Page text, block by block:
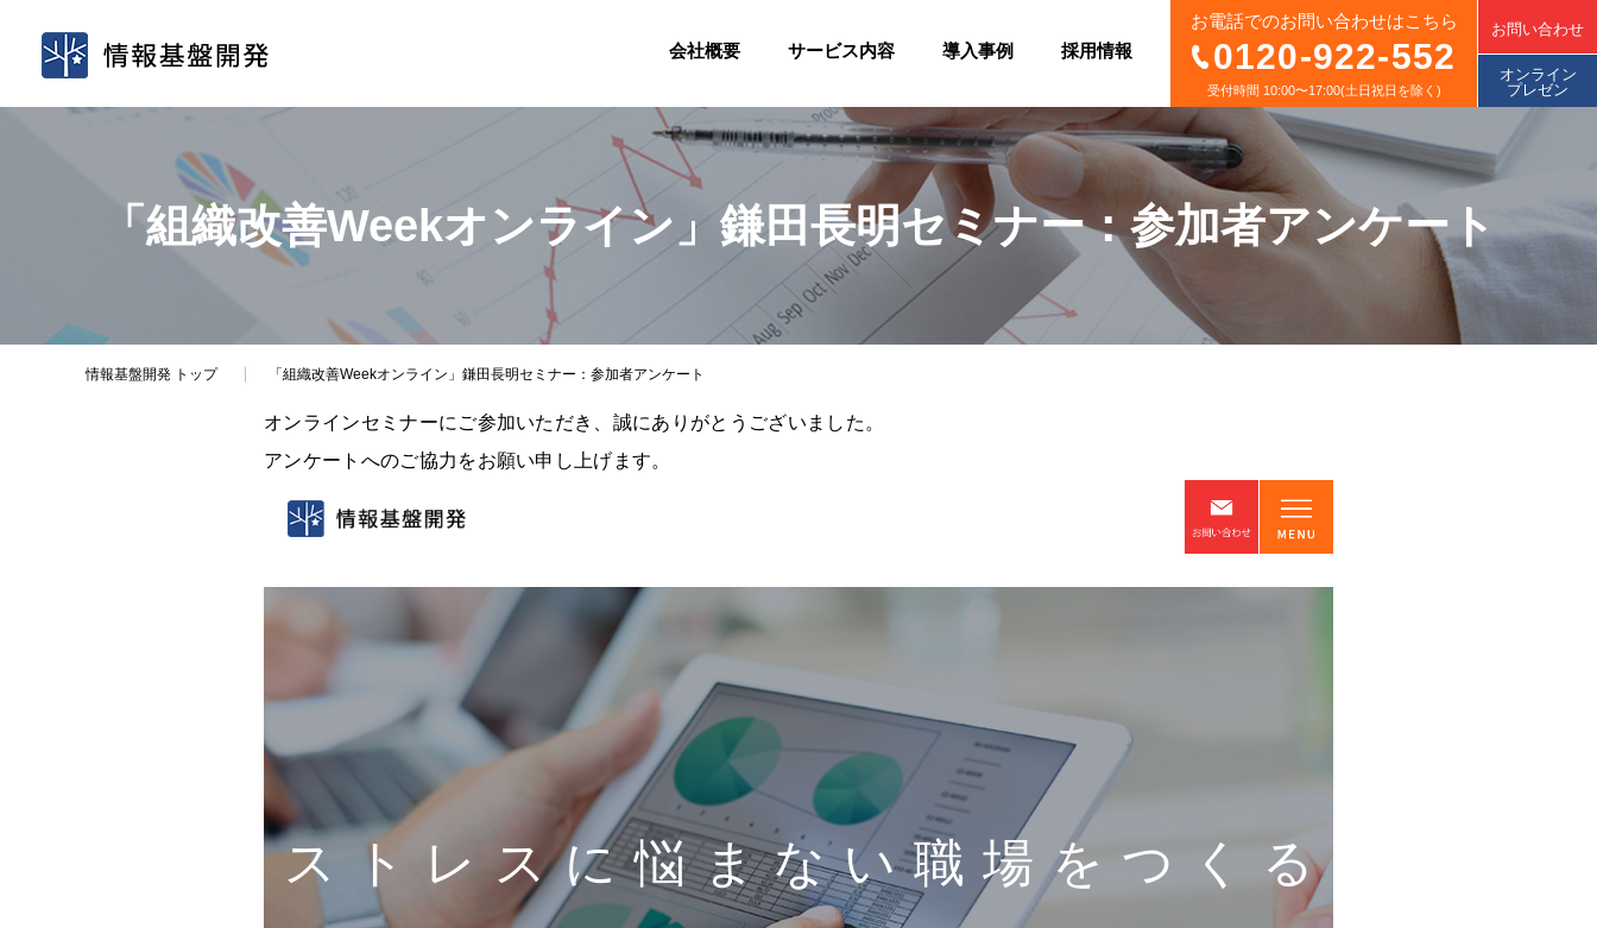
お問い合わせ
オンライン
プレゼン
お電話でのお問い合わせはこちら
0120-922-552
受付時間 10:00〜17:00(土日祝日を除く)
会社概要 サービス内容 導入事例 採用情報
「組織改善Weekオンライン」鎌田長明セミナー：参加者アンケート
情報基盤開発 トップ 「組織改善Weekオンライン」鎌田長明セミナー：参加者アンケート
オンラインセミナーにご参加いただき、誠にありがとうございました。
アンケートへのご協力をお願い申し上げます。